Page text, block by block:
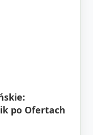
po Ofertach